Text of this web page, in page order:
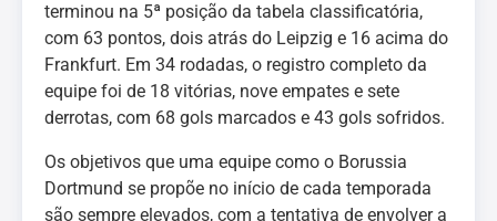
terminou na 5ª posição da tabela classificatória,
com 63 pontos, dois atrás do Leipzig e 16 acima do
Frankfurt. Em 34 rodadas, o registro completo da
equipe foi de 18 vitórias, nove empates e sete
derrotas, com 68 gols marcados e 43 gols sofridos.
Os objetivos que uma equipe como o Borussia
Dortmund se propõe no início de cada temporada
são sempre elevados, com a tentativa de envolver a